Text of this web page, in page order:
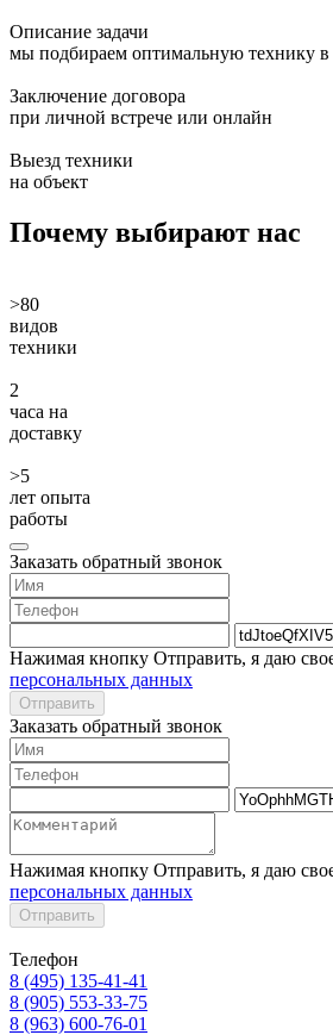
Описание задачи
мы подбираем оптимальную технику в
Заключение договора
при личной встрече или онлайн
Выезд техники
на объект
Почему выбирают нас
>80
видов
техники
2
часа на
доставку
>5
лет опыта
работы
Заказать обратный звонок
Нажимая кнопку Отправить, я даю
персональных данных
Отправить
Заказать обратный звонок
Нажимая кнопку Отправить, я даю
персональных данных
Отправить
Телефон
8 (495) 135-41-41
8 (905) 553-33-75
8 (963) 600-76-01